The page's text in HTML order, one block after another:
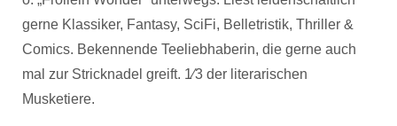
gerne Klassiker, Fantasy, SciFi, Belletristik, Thriller &
Comics. Bekennende Teeliebhaberin, die gerne auch
mal zur Stricknadel greift. 1⁄3 der literarischen
Musketiere.